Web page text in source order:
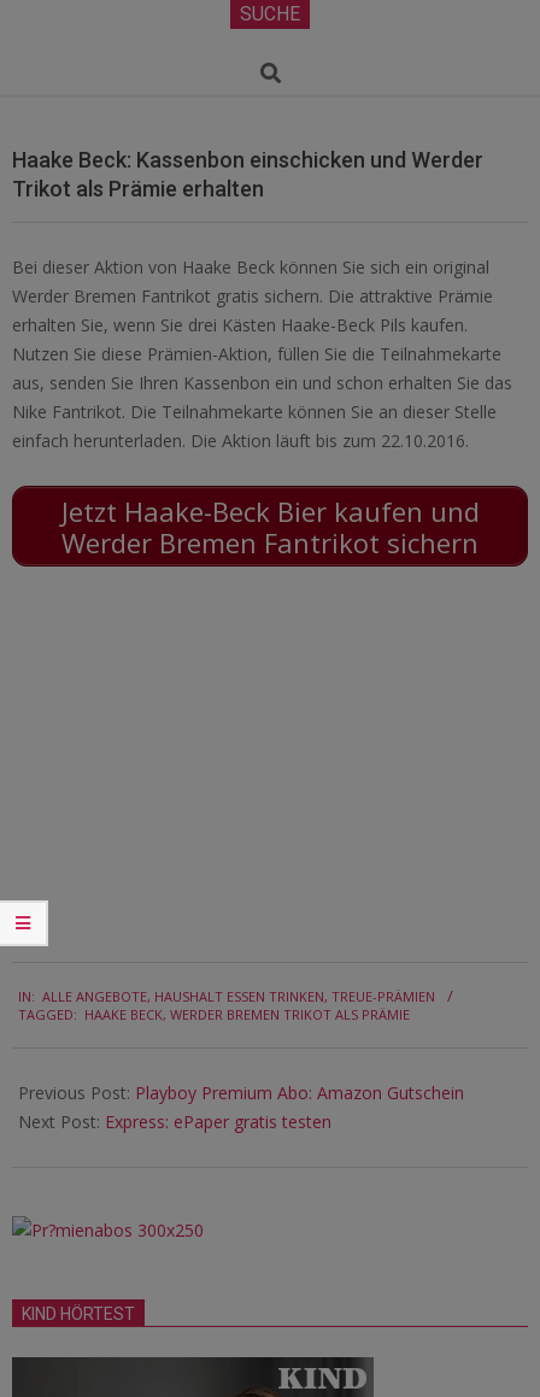
SUCHE
Search
Haake Beck: Kassenbon einschicken und Werder
Trikot als Prämie erhalten
Bei dieser Aktion von Haake Beck können Sie sich ein original
Werder Bremen Fantrikot gratis sichern. Die attraktive Prämie
erhalten Sie, wenn Sie drei Kästen Haake-Beck Pils kaufen.
Nutzen Sie diese Prämien-Aktion, füllen Sie die Teilnahmekarte
aus, senden Sie Ihren Kassenbon ein und schon erhalten Sie das
Nike Fantrikot. Die Teilnahmekarte können Sie an dieser Stelle
einfach herunterladen. Die Aktion läuft bis zum 22.10.2016.
Jetzt Haake-Beck Bier kaufen und
Werder Bremen Fantrikot sichern
10-
IN: ALLE ANGEBOTE, HAUSHALT ESSEN TRINKEN, TREUE-PRÄMIEN
TAGGED: HAAKE BECK, WERDER BREMEN TRIKOT ALS PRÄMIE
Previous Post: Playboy Premium Abo: Amazon Gutschein
Next Post: Express: ePaper gratis testen
KIND HÖRTEST